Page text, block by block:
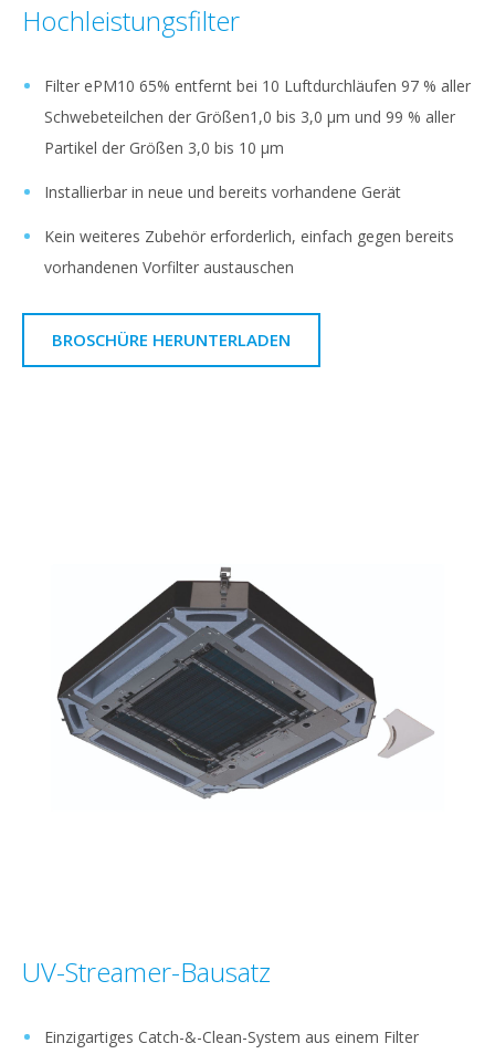
Hochleistungsfilter
Filter ePM10 65% entfernt bei 10 Luftdurchläufen 97 % aller
Schwebeteilchen der Größen1,0 bis 3,0 μm und 99 % aller
Partikel der Größen 3,0 bis 10 μm
Installierbar in neue und bereits vorhandene Gerät
Kein weiteres Zubehör erforderlich, einfach gegen bereits
vorhandenen Vorfilter austauschen
BROSCHÜRE HERUNTERLADEN
UV-Streamer-Bausatz
Einzigartiges Catch-&-Clean-System aus einem Filter